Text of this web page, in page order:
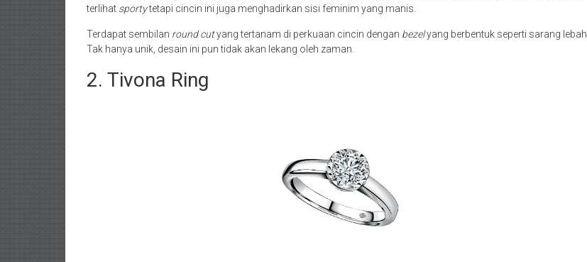
terlihat sportytetapi cincin ini juga menghadirkan sisi feminim yang manis.
Terdapat sembilan round cutyang tertanam di perkuaan cincin dengan bezelyang berbentuk seperti sarang lebah.
Tak hanya unik, desain ini pun tidak akan lekang oleh zaman.
2. Tivona Ring